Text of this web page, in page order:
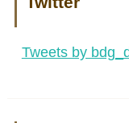
Tweets by